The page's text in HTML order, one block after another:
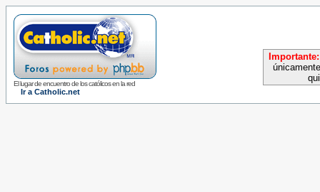
El lugar de encuentro de los católicos en la red
Ir a Catholic.net
Importante: